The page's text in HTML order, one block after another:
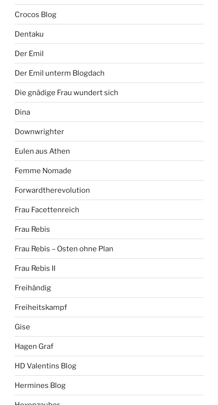
Crocos Blog
Dentaku
Der Emil
Der Emil unterm Blogdach
Die gnädige Frau wundert sich
Dina
Downwrighter
Eulen aus Athen
Femme Nomade
Forwardtherevolution
Frau Facettenreich
Frau Rebis
Frau Rebis – Osten ohne Plan
Frau Rebis II
Freihändig
Freiheitskampf
Gise
Hagen Graf
HD Valentins Blog
Hermines Blog